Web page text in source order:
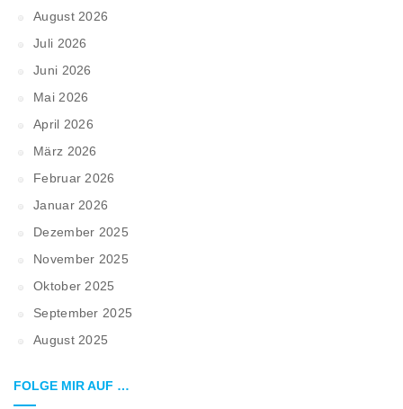
August 2026
Juli 2026
Juni 2026
Mai 2026
April 2026
März 2026
Februar 2026
Januar 2026
Dezember 2025
November 2025
Oktober 2025
September 2025
August 2025
FOLGE MIR AUF …